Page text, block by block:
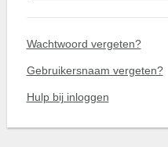
Wachtwoord vergeten?
Gebruikersnaam vergeten?
Hulp bij inloggen